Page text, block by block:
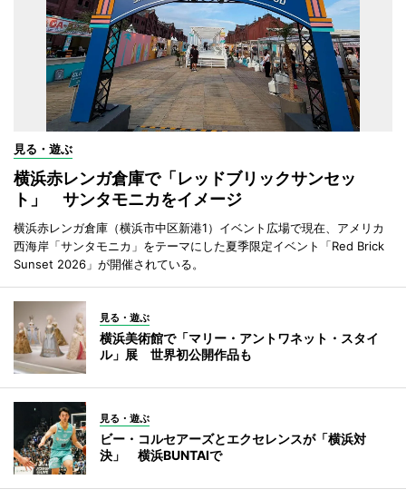
見る・遊ぶ
横浜赤レンガ倉庫で「レッドブリックサンセッ
ト」 サンタモニカをイメージ
横浜赤レンガ倉庫（横浜市中区新港1）イベント広場で現在、アメリカ
西海岸「サンタモニカ」をテーマにした夏季限定イベント「Red Brick
Sunset 2026」が開催されている。
見る・遊ぶ
横浜美術館で「マリー・アントワネット・スタイ
ル」展 世界初公開作品も
見る・遊ぶ
ビー・コルセアーズとエクセレンスが「横浜対
決」 横浜BUNTAIで